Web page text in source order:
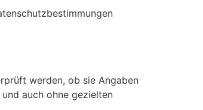
werden, ob sie Angaben
auch ohne gezielten